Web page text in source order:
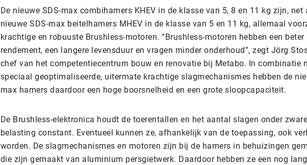
De nieuwe SDS-max combihamers KHEV in de klasse van 5, 8 en 11 kg zijn, net
nieuwe SDS-max beitelhamers MHEV in de klasse van 5 en 11 kg, allemaal
krachtige en robuuste Brushless-motoren. “Brushless-motoren hebben een beter
rendement, een langere levensduur en vragen minder onderhoud”, zegt Jörg
chef van het competentiecentrum bouw en renovatie bij Metabo. In combinatie
speciaal geoptimaliseerde, uitermate krachtige slagmechanismes hebben de
max hamers daardoor een hoge boorsnelheid en een grote sloopcapaciteit.
De Brushless-elektronica houdt de toerentallen en het aantal slagen onder zware
belasting constant. Eventueel kunnen ze, afhankelijk van de toepassing, ook
worden. De slagmechanismes en motoren zijn bij de hamers in behuizingen
die zijn gemaakt van aluminium persgietwerk. Daardoor hebben ze een nog